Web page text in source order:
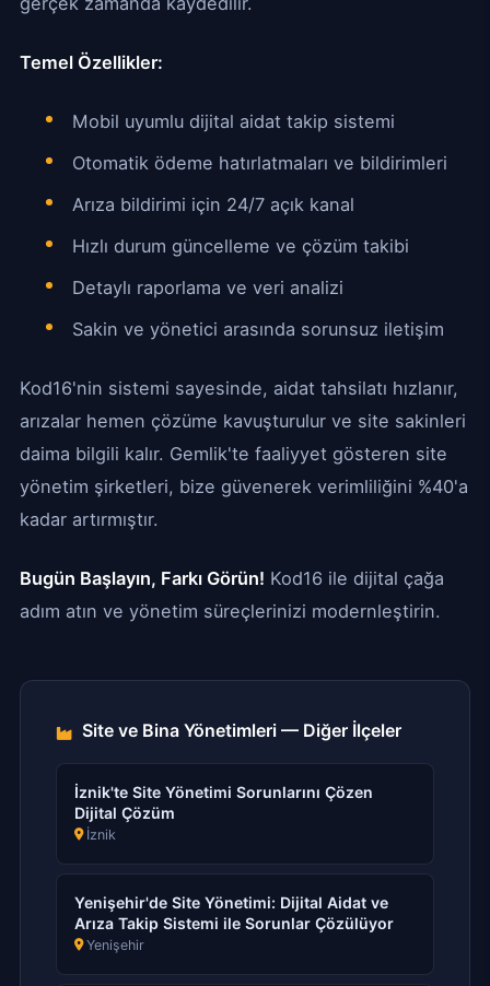
Temel Özellikler:
Mobil uyumlu dijital aidat takip sistemi
Otomatik ödeme hatırlatmaları ve bildirimleri
Arıza bildirimi için 24/7 açık kanal
Hızlı durum güncelleme ve çözüm takibi
Detaylı raporlama ve veri analizi
Sakin ve yönetici arasında sorunsuz iletişim
Kod16'nin sistemi sayesinde, aidat tahsilatı hızlanır,
arızalar hemen çözüme kavuşturulur ve site sakinleri
daima bilgili kalır. Gemlik'te faaliyyet gösteren site
yönetim şirketleri, bize güvenerek verimliliğini %40'a
kadar artırmıştır.
Bugün Başlayın, Farkı Görün! Kod16 ile dijital çağa
adım atın ve yönetim süreçlerinizi modernleştirin.
Site ve Bina Yönetimleri — Diğer İlçeler
İznik'te Site Yönetimi Sorunlarını Çözen
Dijital Çözüm
İznik
Yenişehir'de Site Yönetimi: Dijital Aidat ve
Arıza Takip Sistemi ile Sorunlar Çözülüyor
Yenişehir